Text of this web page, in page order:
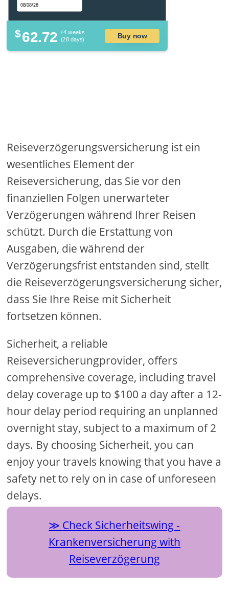
$62.72 / 4 weeks
(28 days)
Buy now
Reiseverzögerungsversicherung ist ein
wesentliches Element der
Reiseversicherung, das Sie vor den
finanziellen Folgen unerwarteter
Verzögerungen während Ihrer Reisen
schützt. Durch die Erstattung von
Ausgaben, die während der
Verzögerungsfrist entstanden sind, stellt
die Reiseverzögerungsversicherung sicher,
dass Sie Ihre Reise mit Sicherheit
fortsetzen können.
Sicherheit, a reliable
Reiseversicherungprovider, offers
comprehensive coverage, including travel
delay coverage up to $100 a day after a 12-
hour delay period requiring an unplanned
overnight stay, subject to a maximum of 2
days. By choosing Sicherheit, you can
enjoy your travels knowing that you have a
safety net to rely on in case of unforeseen
delays.
Check Sicherheitswing -
Krankenversicherung with
Reiseverzögerung